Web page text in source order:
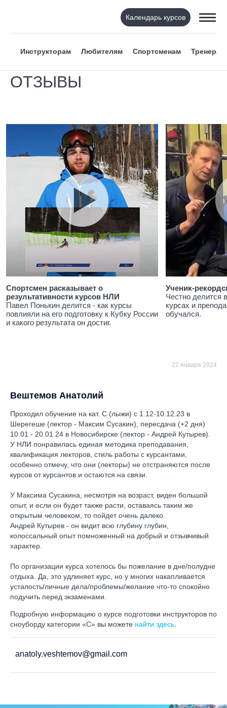
Календарь курсов
Инструкторам Любителям Спортсменам Тренерам
ОТЗЫВЫ
Спортсмен расказывает о
результативности курсов НЛИ
Павел Понькин делится - как курсы
повлияли на его подготовку к Кубку России
и какого результата он достиг.
Ученик-
Честно делится
курсах и
обучался.
22 января 2024
Вештемов Анатолий
Проходил обучение на кат. С (лыжи) с 1.12-10.12.23 в
Шерегеше (лектор - Максим Сусакин), пересдача (+2 дня)
10.01 - 20.01.24 в Новосибирске (лектор - Андрей Кутырев).
У НЛИ понравилась единая методика преподавания,
квалификация лекторов, стиль работы с курсантами,
особенно отмечу, что они (лекторы) не отстраняются после
курсов от курсантов и остаются на связи.
У Максима Сусакина, несмотря на возраст, виден большой
опыт, и если он будет также расти, оставаясь таким же
открытым человеком, то пойдет очень далеко.
Андрей Кутырев - он видит всю глубину глубин,
колоссальный опыт помноженный на добрый и отзывчивый
характер.
По организации курса хотелось бы пожелание в дне/полудне
отдыха. Да, это удлиняет курс, но у многих накапливается
усталость/личные дела/проблемы/желание что-то спокойно
подучить перед экзаменами.
Подробную информацию о курсе подготовки инструкторов по
сноуборду категории «C» вы можете найти здесь
anatoly.veshtemov@gmail.com